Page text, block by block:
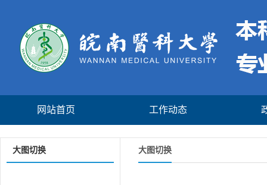
网站首页 工作动态
大图切换 大图切换